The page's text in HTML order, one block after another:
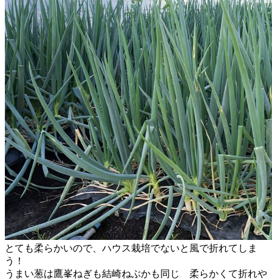
とても柔らかいので、ハウス栽培でないと風で折れてしま
う！
うまい葱は鷹峯ねぎも結崎ねぶかも同じ 柔らかくて折れや